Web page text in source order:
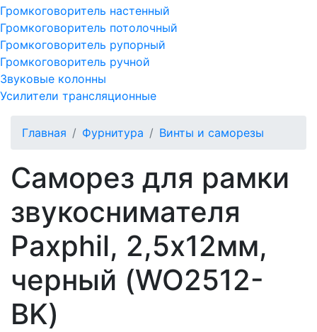
Громкоговоритель настенный
Громкоговоритель потолочный
Громкоговоритель рупорный
Громкоговоритель ручной
Звуковые колонны
Усилители трансляционные
Главная Фурнитура Винты и саморезы
Саморез для рамки
звукоснимателя
Paxphil, 2,5х12мм,
черный (WO2512-
BK)